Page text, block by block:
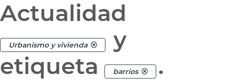
Actualidad
Urbanismo y vivienda
y
etiqueta
barrios .